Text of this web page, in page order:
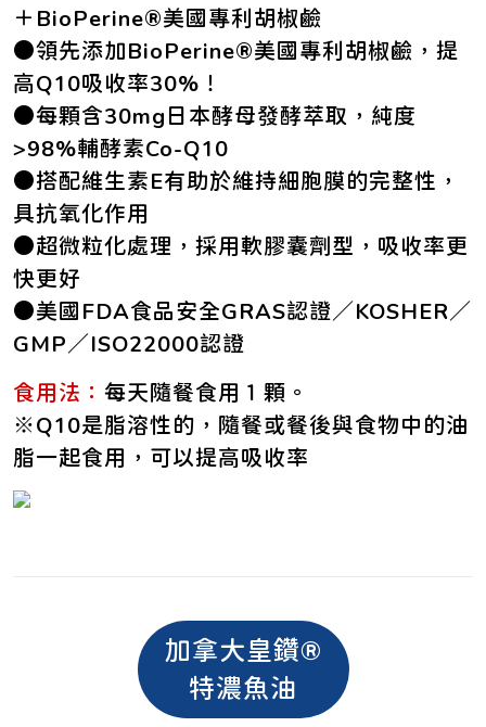
＋BioPerine®美國專利胡椒鹼
●領先添加BioPerine®美國專利胡椒鹼，提
高Q10吸收率30%！
●每顆含30mg日本酵母發酵萃取，純度
>98%輔酵素Co-Q10
●搭配維生素E有助於維持細胞膜的完整性，
具抗氧化作用
●超微粒化處理，採用軟膠囊劑型，吸收率更
快更好
●美國FDA食品安全GRAS認證／KOSHER／
GMP／ISO22000認證
食用法： 每天隨餐食用１顆。
※Q10是脂溶性的，隨餐或餐後與食物中的油
脂一起食用，可以提高吸收率
加拿大皇鑽®
特濃魚油